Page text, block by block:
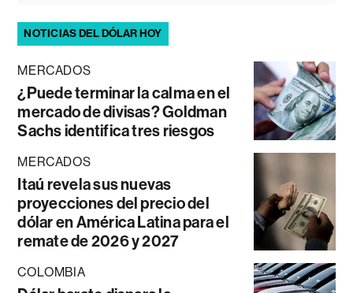
NOTICIAS DEL DÓLAR HOY
MERCADOS
¿Puede terminar la calma en el
mercado de divisas? Goldman
Sachs identifica tres riesgos
MERCADOS
Itaú revela sus nuevas
proyecciones del precio del
dólar en América Latina para el
remate de 2026 y 2027
COLOMBIA